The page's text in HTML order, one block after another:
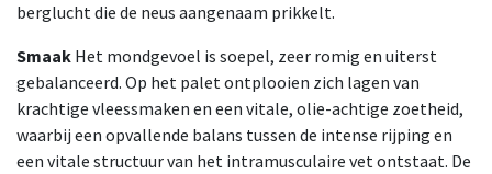
berglucht die de neus aangenaam prikkelt.
Smaak Het mondgevoel is soepel, zeer romig en uiterst
gebalanceerd. Op het palet ontplooien zich lagen van
krachtige vleessmaken en een vitale, olie-achtige zoetheid,
waarbij een opvallende balans tussen de intense rijping en
een vitale structuur van het intramusculaire vet ontstaat. De